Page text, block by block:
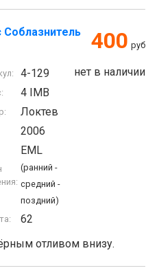
Соблазнитель 400 руб
нет в наличии
4-129
4 IMB
Локтев
2006
EML
(ранний -
средний -
поздний)
62
отливом внизу.